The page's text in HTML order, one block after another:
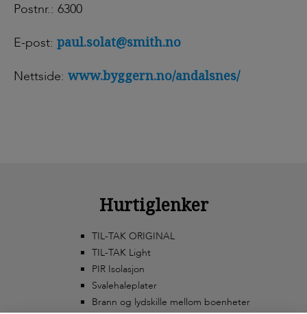
Postnr.: 6300
E-post: paul.solat@smith.no
Nettside: www.byggern.no/andalsnes/
Hurtiglenker
TIL-TAK ORIGINAL
TIL-TAK Light
PIR Isolasjon
Svalehaleplater
Brann og lydskille mellom boenheter